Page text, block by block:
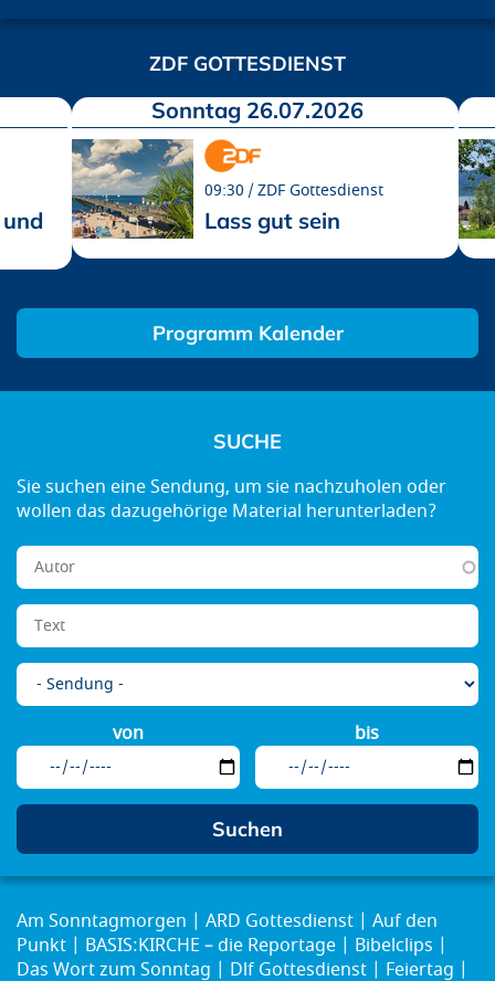
ZDF GOTTESDIENST
Sonntag 26.07.2026
09:30 ZDF Gottesdienst
Lass gut sein
Programm Kalender
SUCHE
von bis
Am Sonntagmorgen ARD Gottesdienst
Auf den
Punkt
BASIS:KIRCHE – die Reportage
Bibelclips
Das Wort zum Sonntag
Dlf Gottesdienst
Feiertag